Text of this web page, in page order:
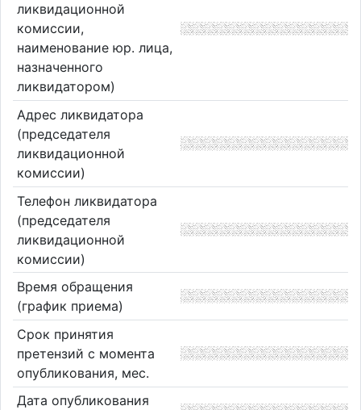
ликвидационной
комиссии,
наименование юр. лица,
назначенного
ликвидатором)
Адрес ликвидатора
(председателя
ликвидационной
комиссии)
Телефон ликвидатора
(председателя
ликвидационной
комиссии)
Время обращения
(график приема)
Срок принятия
претензий с момента
опубликования, мес.
Дата опубликования